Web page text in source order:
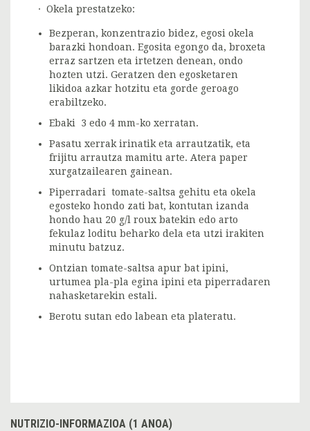
· Okela prestatzeko:
Bezperan, konzentrazio bidez, egosi okela
barazki hondoan. Egosita egongo da, broxeta
erraz sartzen eta irtetzen denean, ondo
hozten utzi. Geratzen den egosketaren
likidoa azkar hotzitu eta gorde geroago
erabiltzeko.
Ebaki 3 edo 4 mm-ko xerratan.
Pasatu xerrak irinatik eta arrautzatik, eta
frijitu arrautza mamitu arte. Atera paper
xurgatzailearen gainean.
Piperradari tomate-saltsa gehitu eta okela
egosteko hondo zati bat, kontutan izanda
hondo hau 20 g/l roux batekin edo arto
fekulaz loditu beharko dela eta utzi irakiten
minutu batzuz.
Ontzian tomate-saltsa apur bat ipini,
urtumea pla-pla egina ipini eta piperradaren
nahasketarekin estali.
Berotu sutan edo labean eta plateratu.
NUTRIZIO-INFORMAZIOA (1 ANOA)